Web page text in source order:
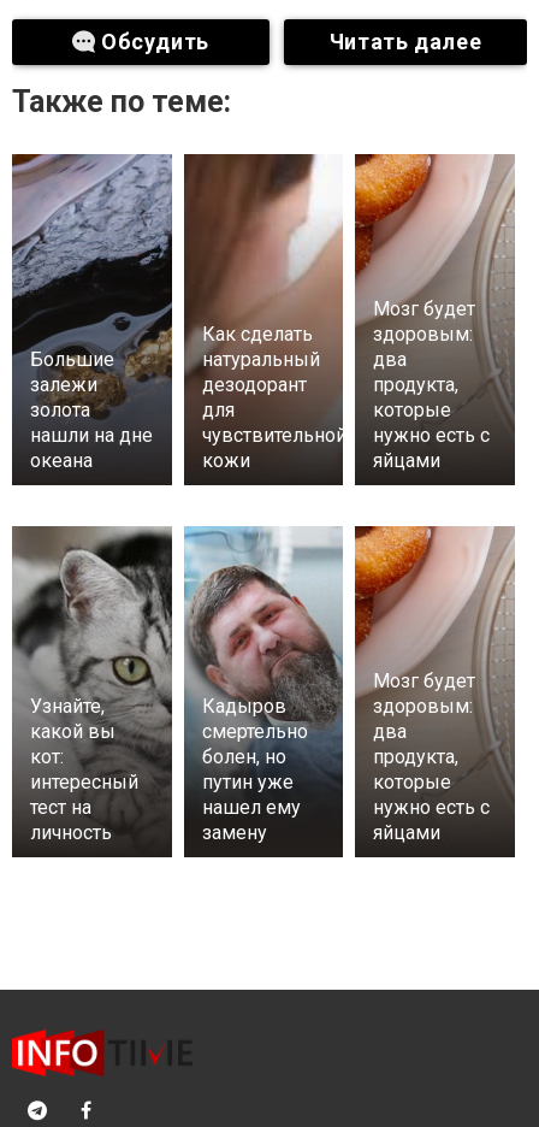
Обсудить Читать далее
Также по теме:
Большие
залежи
золота
нашли на дне
океана
Как сделать
натуральный
дезодорант
для
чувствительной
кожи
Мозг будет
здоровым:
два
продукта,
которые
нужно есть с
яйцами
Узнайте,
какой вы
кот:
интересный
тест на
личность
Кадыров
смертельно
болен, но
путин уже
нашел ему
замену
Мозг будет
здоровым:
два
продукта,
которые
нужно есть с
яйцами